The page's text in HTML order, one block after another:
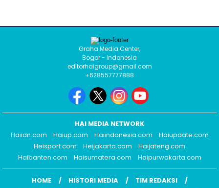
Graha Media Center,
Bogor - Indonesia
editorhaigroup@gmail.com
+628557777888
HAI MEDIA NETWORK
Haiidn.com
Haiup.com Haiindonesia.com
Haiupdate.com
Heisport.com
Heijakarta.com
Haijateng.com
Haibanten.com
Haisumatera.com Haipurwakarta.com
HOME HISTORI MEDIA
TIM REDAKSI